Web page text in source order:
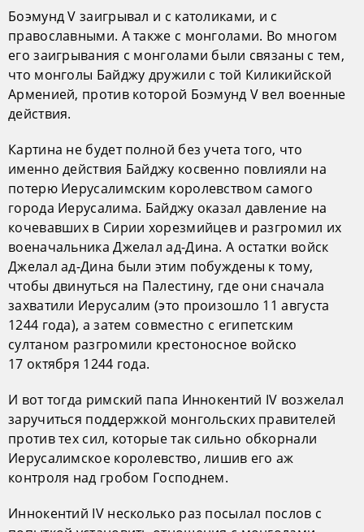
Боэмунд V заигрывал и с католиками, и с
православными. А также с монголами. Во многом
его заигрывания с монголами были связаны с тем,
что монголы Байджу дружили с той Киликийской
Арменией, против которой Боэмунд V вел военные
действия.
Картина не будет полной без учета того, что
именно действия Байджу косвенно повлияли на
потерю Иерусалимским королевством самого
города Иерусалима. Байджу оказал давление на
кочевавших в Сирии хорезмийцев и разгромил их
военачальника Джелал ад-Дина. А остатки войск
Джелал ад-Дина были этим побуждены к тому,
чтобы двинуться на Палестину, где они сначала
захватили Иерусалим (это произошло 11 августа
1244 года), а затем совместно с египетским
султаном разгромили крестоносное войско
17 октября 1244 года.
И вот тогда римский папа Иннокентий IV возжелал
заручиться поддержкой монгольских правителей
против тех сил, которые так сильно обкорнали
Иерусалимское королевство, лишив его аж
контроля над гробом Господнем.
Иннокентий IV несколько раз посылал послов с